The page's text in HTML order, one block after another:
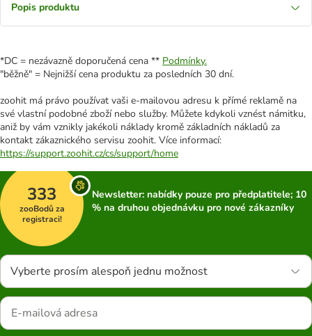
Popis produktu
*DC = nezávazně doporučená cena ** Podmínky.
"běžně" = Nejnižší cena produktu za posledních 30 dní.
zoohit má právo používat vaši e-mailovou adresu k přímé reklamě na
své vlastní podobné zboží nebo služby. Můžete kdykoli vznést námitku,
aniž by vám vznikly jakékoli náklady kromě základních nákladů za
kontakt zákaznického servisu zoohit. Více informací:
https://support.zoohit.cz/cs/support/home
333
zooBodů za
registraci!
Newsletter: nabídky pouze pro předplatitele; 10
% na druhou objednávku pro nové zákazníky
Vyberte prosím alespoň jednu možnost